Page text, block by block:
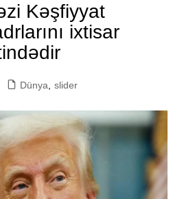
Kəşfiyyat
ixtisar
Dünya slider